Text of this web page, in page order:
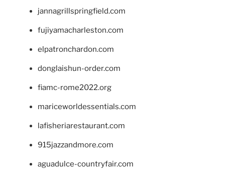
jannagrillspringfield.com
fujiyamacharleston.com
elpatronchardon.com
donglaishun-order.com
fiamc-rome2022.org
mariceworldessentials.com
lafisheriarestaurant.com
915jazzandmore.com
aguadulce-countryfair.com